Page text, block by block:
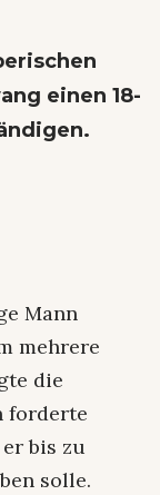
einen 18-
Mann
mehrere
die
forderte
bis zu
solle.